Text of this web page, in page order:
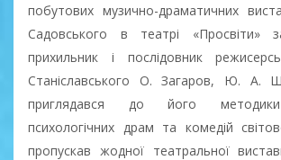
побутових музично-драматичних
Садовського в театрі «Просвіти»
прихильник і послідовник
Станіславського О. Загаров, Ю. А.
приглядався до його
психологічних драм та комедій
пропускав жодної театральної